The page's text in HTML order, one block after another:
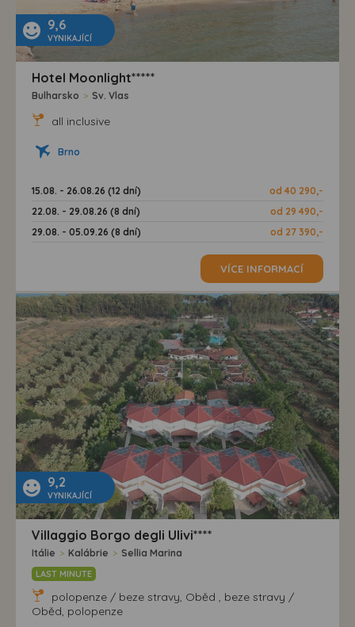
9,6
VYNIKAJÍCÍ
Hotel Moonlight*****
Bulharsko > Sv. Vlas
all inclusive
Brno
15.08. - 26.08.26 (12 dní)
od 40 290,-
22.08. - 29.08.26 (8 dní)
od 29 490,-
29.08. - 05.09.26 (8 dní)
od 27 390,-
VÍCE INFORMACÍ
9,2
VYNIKAJÍCÍ
Villaggio Borgo degli Ulivi****
Itálie > Kalábrie > Sellia Marina
LAST MINUTE
polopenze / beze stravy, Oběd , beze stravy /
Oběd, polopenze